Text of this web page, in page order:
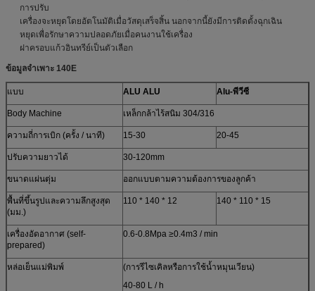
การปรับ
เครื่องจะหยุดโดยอัตโนมัติเมื่อวัสดุเสร็จสิ้น นอกจากนี้ยังมีการติดตั้งฉุกเฉิน
หยุดเพื่อรักษาความปลอดภัยเมื่อคนงานใช้เครื่อง
ฝาครอบแก้วอินทรีย์เป็นตัวเลือก
ข้อมูลจำเพาะ 140E
แบบ ALU ALU Alu-พีวีซี
Body Machine เหล็กกล้าไร้สนิม 304/316
ความถี่การเบิก (ครั้ง / นาที) 15-30 20-45
ปรับความยาวได้ 30-120mm
ขนาดแผ่นตุ่ม ออกแบบตามความต้องการของลูกค้า
พื้นที่ขึ้นรูปและความลึกสูงสุด
(มม.)
110 * 140 * 12 140 * 110 * 15
เครื่องอัดอากาศ (self-
prepared)
0.6-0.8Mpa ≥0.4m3 / min
หล่อเย็นแม่พิมพ์
(การรีไซเคิลหรือการใช้น้ำหมุนเวียน)
40-80 L / h